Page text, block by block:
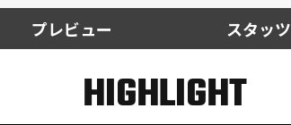
プレビュー スタッツ
HIGHLIGHT